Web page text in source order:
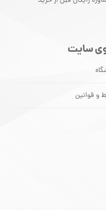
سایت
و قوانین